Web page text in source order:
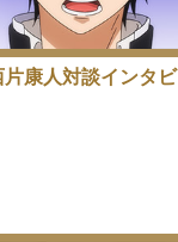
康人対談インタビ